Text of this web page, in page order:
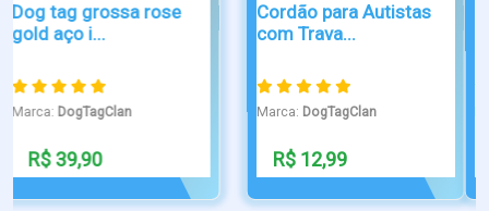
PULSEIRA
PERSONALIZADA
Marca:DogTagClan
R$ 50,00
Dog Tag Laser
Personalizada em ...
Marca:DogTagClan
R$ 199,00